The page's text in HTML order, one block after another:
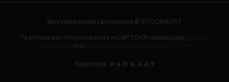
Wszystkie prawa zastrzeżone © STOCKHURT
Ta witryna jest chroniona przez reCAPTCHA i obowiązują
oraz
Realizacja: